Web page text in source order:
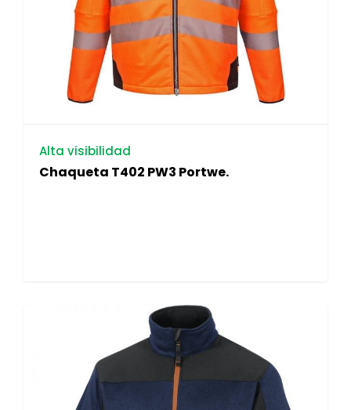
Alta visibilidad
Chaqueta T402 PW3 Portwe.